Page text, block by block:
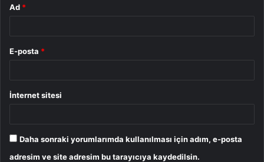
Ad *
E-posta *
İnternet sitesi
Daha sonraki yorumlarımda kullanılması için adım, e-posta
adresim ve site adresim bu tarayıcıya kaydedilsin.